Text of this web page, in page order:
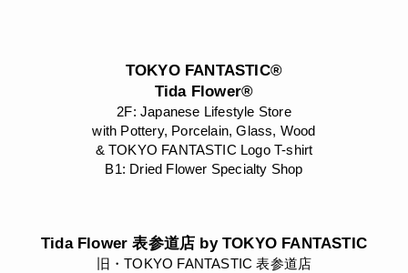
TOKYO FANTASTIC®
Tida Flower®
2F: Japanese Lifestyle Store
with Pottery, Porcelain, Glass, Wood
& TOKYO FANTASTIC Logo T-shirt
B1: Dried Flower Specialty Shop
Tida Flower 表参道店 by TOKYO FANTASTIC
旧・TOKYO FANTASTIC 表参道店